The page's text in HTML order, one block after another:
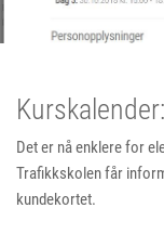
Det er nå enklere for
Trafikkskolen får
kundekortet.